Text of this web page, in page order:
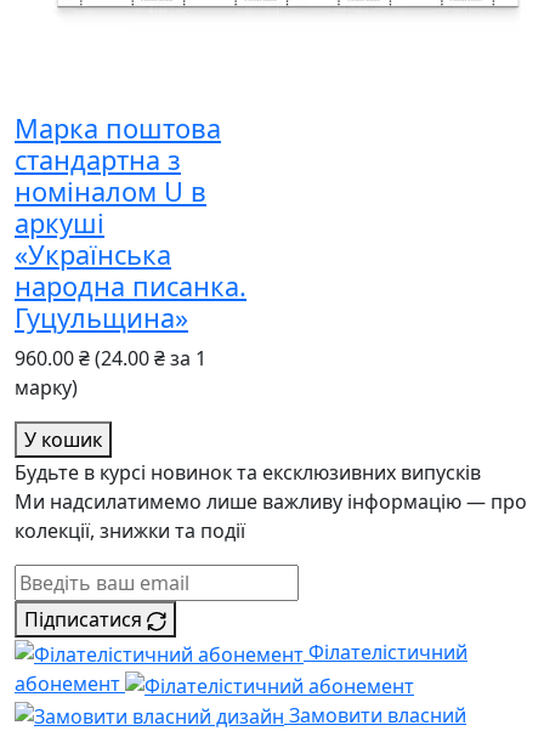
Марка поштова
стандартна з
номіналом U в
аркуші
«Українська
народна писанка.
Гуцульщина»
960.00 ₴(24.00 ₴ за 1
марку)
У кошик
Будьте в курсі новинок та ексклюзивних випусків
Ми надсилатимемо лише важливу інформацію — про
колекції, знижки та події
Підписатися
Філателістичний
абонемент
Замовити власний